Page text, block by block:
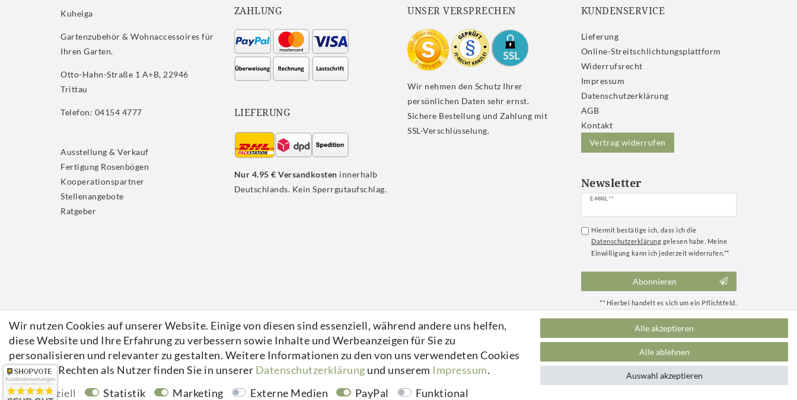
Kuheiga
Gartenzubehör & Wohnaccessoires für
Ihren Garten.
Otto-Hahn-Straße 1 A+B, 22946
Trittau
Telefon: 04154 4777
Ausstellung & Verkauf
Fertigung Rosenbögen
Kooperationspartner
Stellenangebote
Ratgeber
ZAHLUNG
LIEFERUNG
Nur 4.95 € Versandkosten innerhalb
Deutschlands. Kein Sperrgutaufschlag.
UNSER VERSPRECHEN
Wir nehmen den Schutz Ihrer
persönlichen Daten sehr ernst.
Sichere Bestellung und Zahlung mit
SSL-Verschlüsselung.
KUNDENSERVICE
Lieferung
Online-Streitschlichtungsplattform
Widerrufs­recht
Impressum
Daten­schutz­erklärung
AGB
Kontakt
Vertrag widerrufen
Newsletter
E-MAIL **
Newsletter
Honig
Hiermit bestätige ich, dass ich die
Daten­schutz­erklärung gelesen habe. Meine
Einwilligung kann ich jederzeit widerrufen.**
Abonnieren
** Hierbei handelt es sich um ein Pflichtfeld.
Wir nutzen Cookies auf unserer Website. Einige von diesen sind essenziell, während andere uns helfen,
diese Website und Ihre Erfahrung zu verbessern sowie Inhalte und Werbeanzeigen für Sie zu
personalisieren und relevanter zu gestalten. Weitere Informationen zu den von uns verwendeten Cookies
und Ihren Rechten als Nutzer finden Sie in unserer Daten­schutz­erklärung und unserem Impressum.
Essenziell
Statistik Marketing Externe Medien PayPal Funktional
Alle akzeptieren
Alle ablehnen
Auswahl akzeptieren
kuheiga.com - Ihr Online Shop für Gartenzubehör & Wohnaccessoires | Alle Preise inkl. ges. MwSt. zzgl.
Versandkosten
plentymarkets Template von
Kundenbewertungen